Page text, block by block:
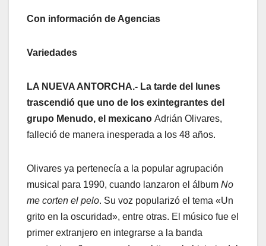
Con información de Agencias
Variedades
LA NUEVA ANTORCHA.- La tarde del lunes
trascendió que uno de los exintegrantes del
grupo Menudo, el mexicano Adrián Olivares,
falleció de manera inesperada a los 48 años.
Olivares ya pertenecía a la popular agrupación
musical para 1990, cuando lanzaron el álbum No
me corten el pelo. Su voz popularizó el tema «Un
grito en la oscuridad», entre otras. El músico fue el
primer extranjero en integrarse a la banda